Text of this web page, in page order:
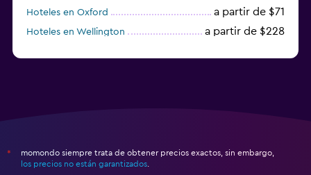
Hoteles en Oxford a partir de $71
Hoteles en Wellington a partir de $228
*
momondo siempre trata de obtener precios exactos, sin embargo,
los precios no están garantizados